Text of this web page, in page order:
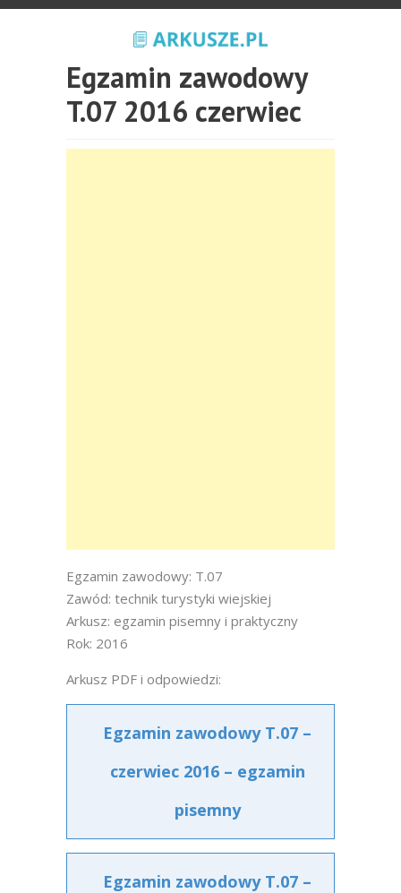
Egzamin zawodowy
T.07 2016 czerwiec
Egzamin zawodowy: T.07
Zawód: technik turystyki wiejskiej
Arkusz: egzamin pisemny i praktyczny
Rok: 2016
Arkusz PDF i odpowiedzi:
Egzamin zawodowy T.07 –
czerwiec 2016 – egzamin
pisemny
Egzamin zawodowy T.07 –